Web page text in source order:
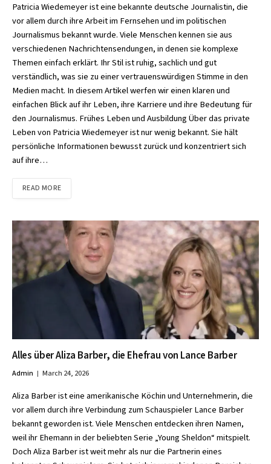
Patricia Wiedemeyer ist eine bekannte deutsche Journalistin, die
vor allem durch ihre Arbeit im Fernsehen und im politischen
Journalismus bekannt wurde. Viele Menschen kennen sie aus
verschiedenen Nachrichtensendungen, in denen sie komplexe
Themen einfach erklärt. Ihr Stil ist ruhig, sachlich und gut
verständlich, was sie zu einer vertrauenswürdigen Stimme in den
Medien macht. In diesem Artikel werfen wir einen klaren und
einfachen Blick auf ihr Leben, ihre Karriere und ihre Bedeutung für
den Journalismus. Frühes Leben und Ausbildung Über das private
Leben von Patricia Wiedemeyer ist nur wenig bekannt. Sie hält
persönliche Informationen bewusst zurück und konzentriert sich
auf ihre…
READ MORE
Alles über Aliza Barber, die Ehefrau von Lance Barber
Admin March 24, 2026
Aliza Barber ist eine amerikanische Köchin und Unternehmerin, die
vor allem durch ihre Verbindung zum Schauspieler Lance Barber
bekannt geworden ist. Viele Menschen entdecken ihren Namen,
weil ihr Ehemann in der beliebten Serie „Young Sheldon“ mitspielt.
Doch Aliza Barber ist weit mehr als nur die Partnerin eines